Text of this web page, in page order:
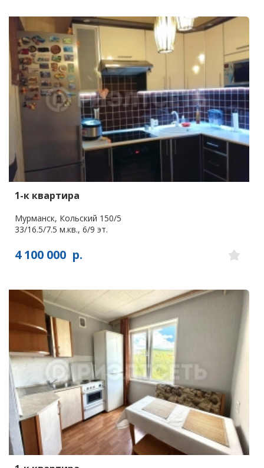
1-к квартира
Мурманск, Кольский 150/5
33/16.5/7.5 м.кв., 6/9 эт.
4 100 000 р.